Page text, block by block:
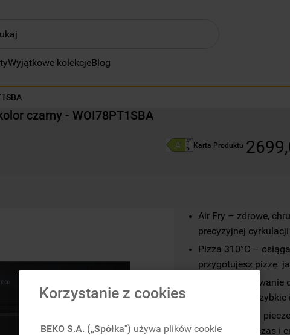
Wyjątkowe kolekcjeBlog
czarny - WOI78PT1SBA
Karta Produktu 2699,
Air Fry – zdrowe,
precyzyjnej
Pizza 310°C –
przygotujesz pizzę
Cook 4 –
zapewniając
Ready2Cook –
zaoszczędza czas i
Korzystanie z cookies
BEKO S.A. („Spółka") używa plików cookie
SZUKANE
wic 3c34 pfe s